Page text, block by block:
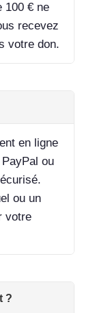
100 € ne
recevez
votre don.
en ligne
ou
ou un
votre
?